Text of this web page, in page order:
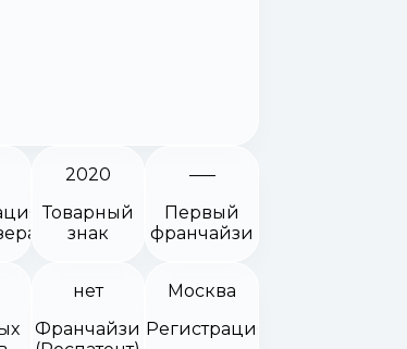
2020
Товарный
знак
Первый
франчайзи
нет
Франчайзи
Москва
Регистрация